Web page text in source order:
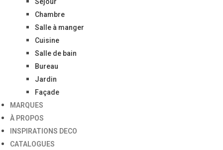
Chambre
Salle à manger
Cuisine
Salle de bain
Bureau
Jardin
Façade
MARQUES
À PROPOS
INSPIRATIONS DECO
CATALOGUES